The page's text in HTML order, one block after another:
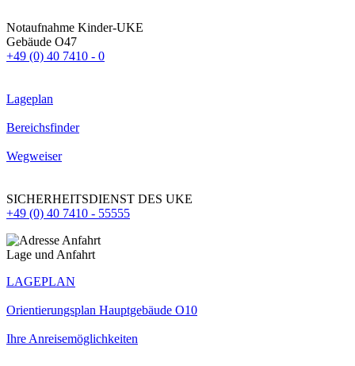
Notaufnahme Kinder-UKE
Gebäude O47
+49 (0) 40 7410 - 0
Lageplan
Bereichsfinder
Wegweiser
SICHERHEITSDIENST DES UKE
+49 (0) 40 7410 - 55555
Lage und Anfahrt
LAGEPLAN
Orientierungsplan Hauptgebäude O10
Ihre Anreisemöglichkeiten